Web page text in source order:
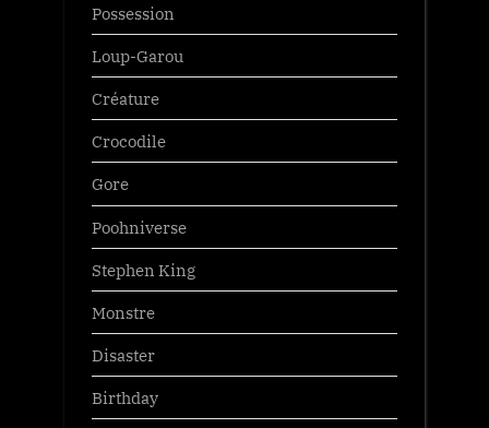
Possession
Loup-Garou
Créature
Crocodile
Gore
Poohniverse
Stephen King
Monstre
Disaster
Birthday